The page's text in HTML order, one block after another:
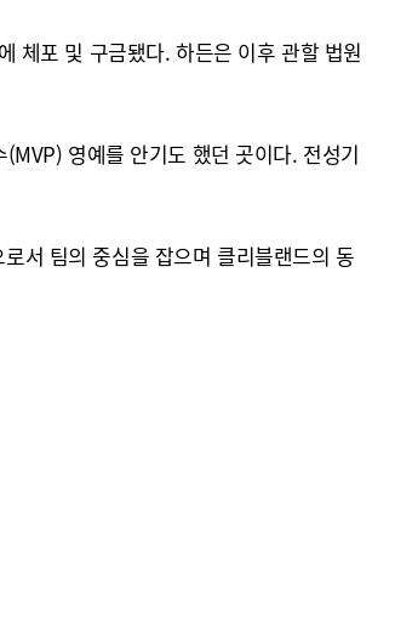
체포 및 구금됐다. 하든은 이후 관할 법원
영예를 안기도 했던 곳이다. 전성기
서 팀의 중심을 잡으며 클리블랜드의 동